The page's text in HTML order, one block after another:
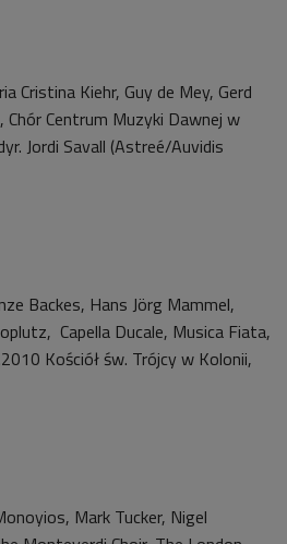
Cristina Kiehr, Guy de Mey, Gerd
Centrum Muzyki Dawnej w
Jordi Savall (Astreé/Auvidis
Backes, Hans Jörg Mammel,
Capella Ducale, Musica Fiata,
Kościół św. Trójcy w Kolonii,
Mark Tucker, Nigel